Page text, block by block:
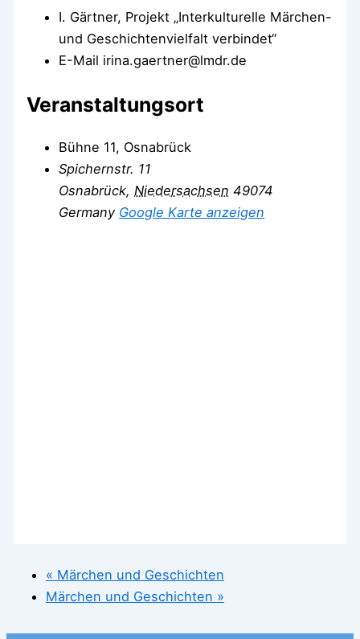
I. Gärtner, Projekt „Interkulturelle Märchen-
und Geschichtenvielfalt verbindet“
E-Mail irina.gaertner@lmdr.de
Veranstaltungsort
Bühne 11, Osnabrück
Spichernstr. 11
Osnabrück, Niedersachsen 49074
Germany Google Karte anzeigen
« Märchen und Geschichten
Märchen und Geschichten »